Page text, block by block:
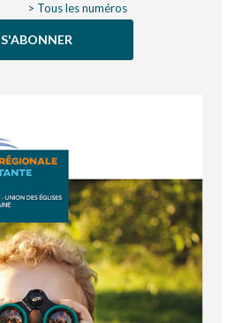
> Tous les numéros
S'ABONNER